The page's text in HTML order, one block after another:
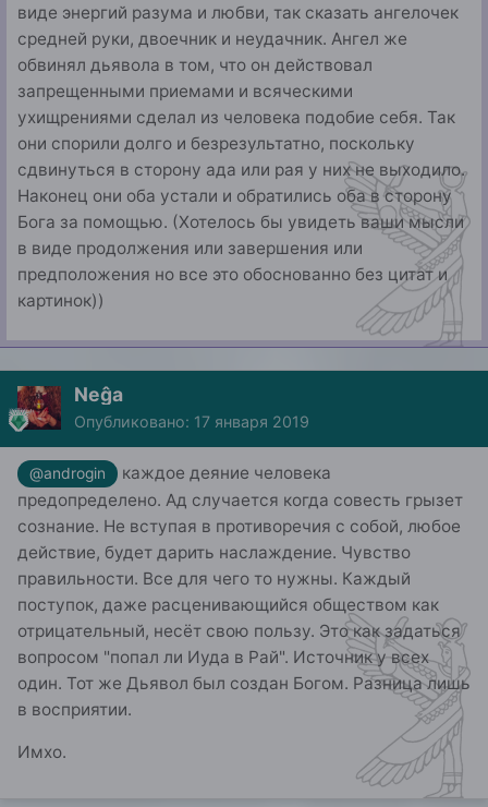
виде энергий разума и любви, так сказать ангелочек
средней руки, двоечник и неудачник. Ангел же
обвинял дьявола в том, что он действовал
запрещенными приемами и всяческими
ухищрениями сделал из человека подобие себя. Так
они спорили долго и безрезультатно, поскольку
сдвинуться в сторону ада или рая у них не выходило.
Наконец они оба устали и обратились оба в сторону
Бога за помощью. (Хотелось бы увидеть ваши мысли
в виде продолжения или завершения или
предположения но все это обоснованно без цитат и
картинок))
Neĝa
Опубликовано: 17 января 2019
@androgin
каждое деяние человека
предопределено. Ад случается когда совесть грызет
сознание. Не вступая в противоречия с собой, любое
действие, будет дарить наслаждение. Чувство
правильности. Все для чего то нужны. Каждый
поступок, даже расценивающийся обществом как
отрицательный, несёт свою пользу. Это как задаться
вопросом "попал ли Иуда в Рай". Источник у всех
один. Тот же Дьявол был создан Богом. Разница лишь
в восприятии.
Имхо.